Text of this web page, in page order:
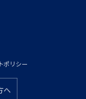
ポリシー
へ